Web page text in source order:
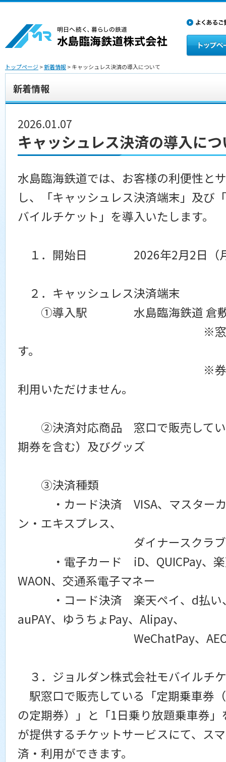
トップページ>新着情報> キャッシュレス決済の導入について
新着情報
2026.01.07
キャッシュレス決済の導入に
水島臨海鉄道では、お客様の利便性と
し、「キャッシュレス決済端末」及び
バイルチケット」を導入いたします。
１．開始日 2026年2月2日（
２．キャッシュレス決済端末
①導入駅 水島臨海鉄道 倉敷
※窓口営業時間
す。
※券売機、列車
利用いただけません。
②決済対応商品 窓口で販売して
期券を含む）及びグッズ
③決済種類
・カード決済 VISA、マスターカ
ン・エキスプレス、
ダイナースクラブ、デ
・電子カード iD、QUICPay、楽
WAON、交通系電子マネー
・コード決済 楽天ペイ、d払い、
auPAY、ゆうちょPay、Alipay、
WeChatPay、
３．ジョルダン株式会社モバイルチ
駅窓口で販売している「定期乗車券
の定期券）」と「1日乗り放題乗車券
が提供するチケットサービスにて、ス
済・利用ができます。